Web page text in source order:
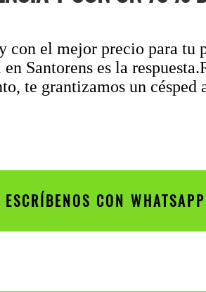
con el mejor precio para tu
Santorens es la
te grantizamos un
ESCRÍBENOS CON